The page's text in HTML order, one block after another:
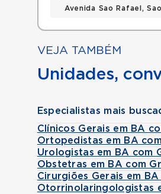
Avenida Sao Rafael,
VEJA TAMBÉM
Unidades,
Especialistas mais
Clínicos Gerais em BA
Ortopedistas em BA
Urologistas em BA com
Obstetras em BA com
Cirurgiões Gerais em
Otorrinolaringologistas